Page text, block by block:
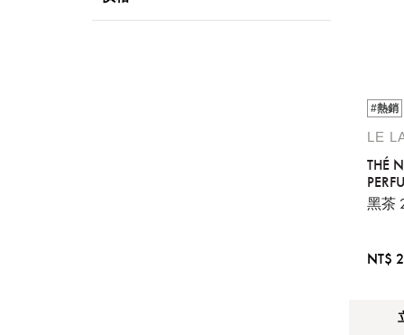
#熱銷
LE
THÉ
黑茶
NT$